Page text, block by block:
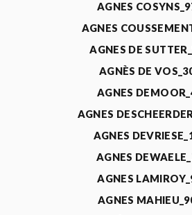
AGNES
AGNES
AGNES DE
AGNÈS DE
AGNES
AGNES
AGNES
AGNES
AGNES
AGNES